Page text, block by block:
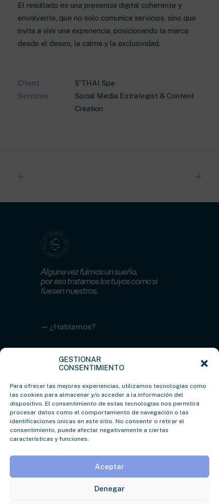
GESTIONAR
CONSENTIMIENTO
Para ofrecer las mejores experiencias, utilizamos tecnologías como
las cookies para almacenar y/o acceder a la información del
dispositivo. El consentimiento de estas tecnologías nos permitirá
procesar datos como el comportamiento de navegación o las
identificaciones únicas en este sitio. No consentir o retirar el
consentimiento, puede afectar negativamente a ciertas
características y funciones.
Aceptar
Denegar
El resultado es una presencia digital coherente y
envolvente, que no solo comunica servicios, sino que
invita a vivir una experiencia, posicionando la marca
desde el deseo, la calma y la exclusividad.
Client
S'THAI Spa
Services
Social Media Estrategist & Content
Creation
Alguna vez fuimos un sueño,
por eso tratamos los tuyos como si
fuesen nuestros.
— ¿Hablamos?
— Te esperamos
©2026 ⸻ All
rights reserved.